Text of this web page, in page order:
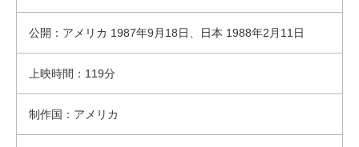
公開：アメリカ 1987年9月18日、日本 1988年2月11日
上映時間：119分
制作国：アメリカ